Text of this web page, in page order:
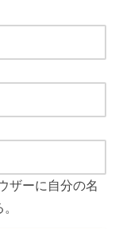
ザーに自分の名